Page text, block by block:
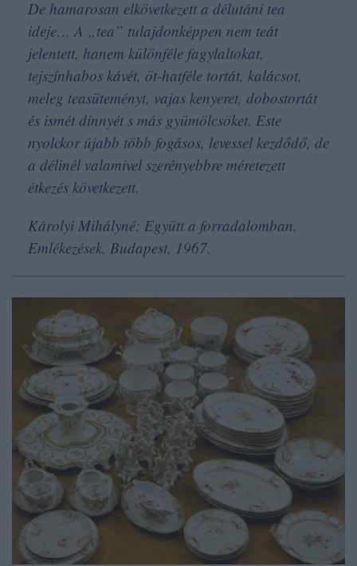
De hamarosan elkövetkezett a délutáni tea
ideje… A „tea” tulajdonképpen nem teát
jelentett, hanem különféle fagylaltokat,
tejszínhabos kávét, öt-hatféle tortát, kalácsot,
meleg teasüteményt, vajas kenyeret, dobostortát
és ismét dinnyét s más gyümölcsöket. Este
nyolckor újabb több fogásos, levessel kezdődő, de
a délinél valamivel szerényebbre méretezett
étkezés következett.
Károlyi Mihályné: Együtt a forradalomban.
Emlékezések. Budapest, 1967.